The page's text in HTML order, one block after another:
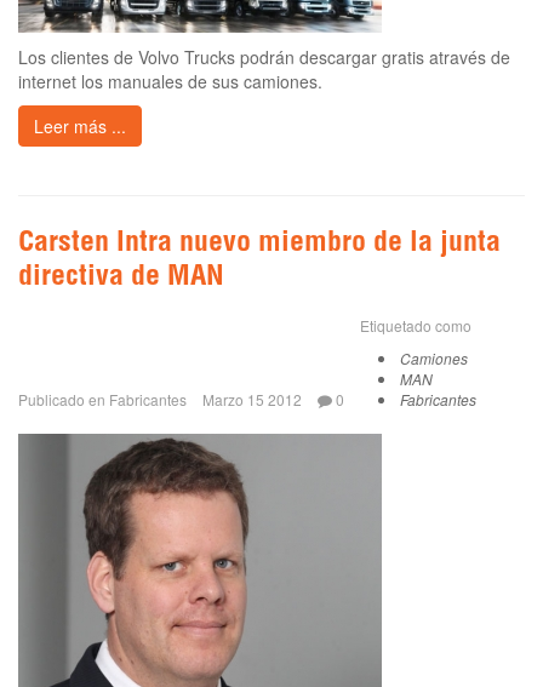
Los clientes de Volvo Trucks podrán descargar gratis através de
internet los manuales de sus camiones.
Leer más ...
Carsten Intra nuevo miembro de la junta
directiva de MAN
Publicado en Fabricantes Marzo 15 2012 0
Etiquetado como
Camiones
MAN
Fabricantes